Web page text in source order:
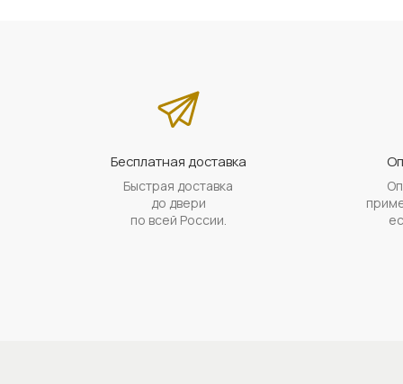
Бесплатная доставка
Быстрая доставка
до двери
по всей России.